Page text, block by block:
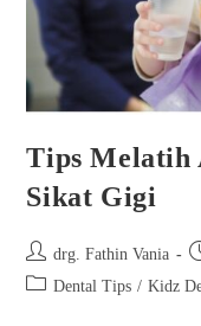
Tips Melatih
Sikat Gigi
drg. Fathin Vania
Dental Tips / Kidz